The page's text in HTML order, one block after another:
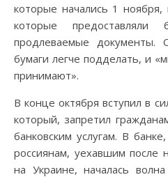
которые начались 1 ноября,
которые
продлеваемые документы.
бумаги легче подделать, и
принимают».
В конце октября вступил в
который, запретил
банковским услугам. В
россиянам, уехавшим после
на Украине, началась